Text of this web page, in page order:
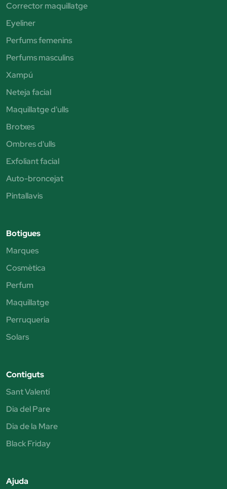
Corrector maquillatge
Eyeliner
Perfums femenins
Perfums masculins
Xampú
Neteja facial
Maquillatge d'ulls
Brotxes
Ombres d'ulls
Exfoliant facial
Auto-broncejat
Pintallavis
Botigues
Marques
Cosmètica
Perfum
Maquillatge
Perruqueria
Solars
Contiguts
Sant Valentí
Dia del Pare
Dia de la Mare
Black Friday
Ajuda